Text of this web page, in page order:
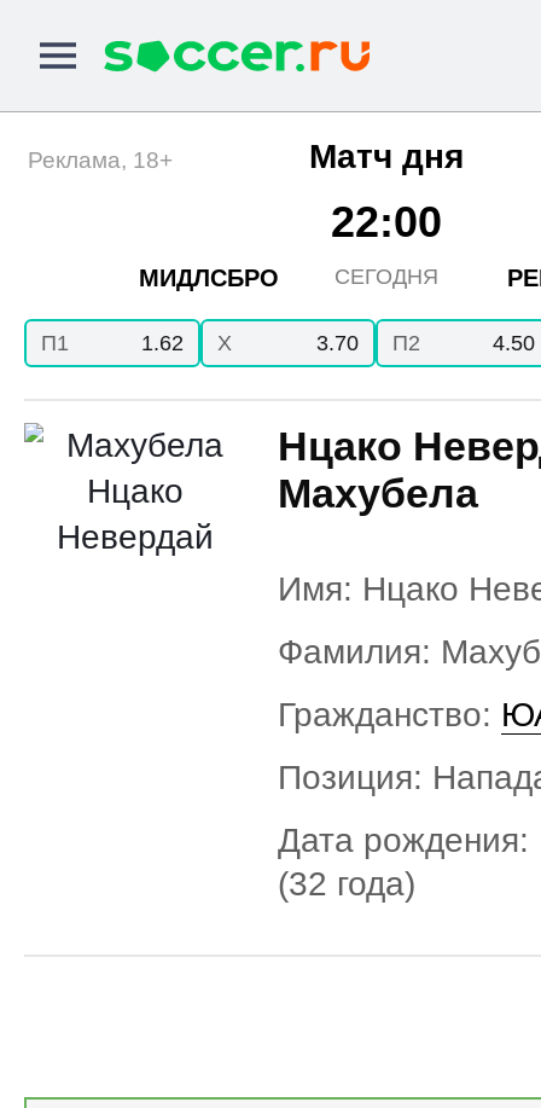
Матч дня
МИДЛСБРО
22:00
СЕГОДНЯ
Реклама, 18+
П1 1.62 X 3.70 П2 4.50
Нцако
Махубела
Имя: Нцако
Фамилия:
Гражданство:
Позиция:
Дата рождения:
(32 года)